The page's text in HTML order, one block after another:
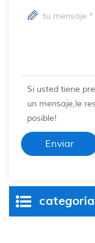
Si usted tiene
un mensaje,le
posible!